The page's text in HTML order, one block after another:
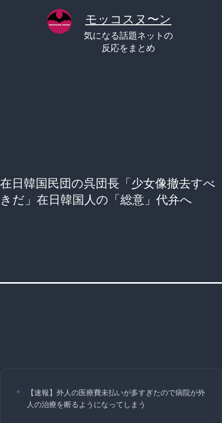
モッコスヌ〜ン
気になる話題ネットの
反応をまとめ
在日韓国民団の呉団長「少女像撤去すべ
きだ」在日韓国人の「総意」代弁へ
【速報】外人の医療費未払いが多すぎたので病院が外
人の治療を断るようになってしまう